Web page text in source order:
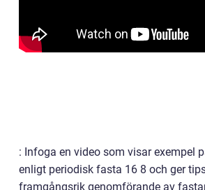
: Infoga en video som visar exempel
enligt periodisk fasta 16 8 och ger
framgångsrik genomförande av